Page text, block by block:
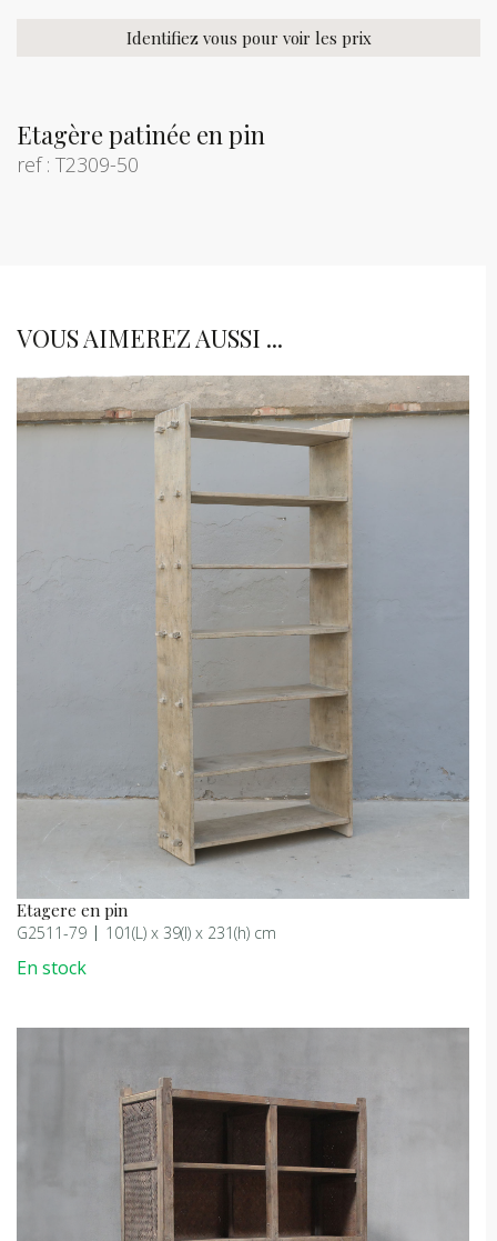
Etagère patinée en pin
ref : T2309-50
Identifiez vous pour voir les prix
VOUS AIMEREZ AUSSI ...
Etagere en pin
G2511-79 101(L) x 39(l) x 231(h) cm
En stock